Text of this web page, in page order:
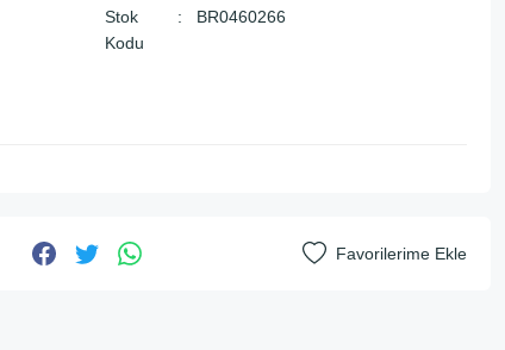
Stok
Kodu
BR0460266